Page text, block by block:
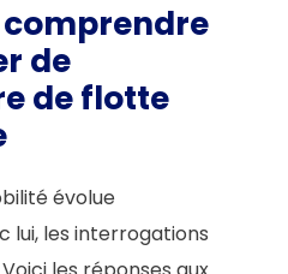
comprendre
de
de flotte
évolue
lui, les interrogations